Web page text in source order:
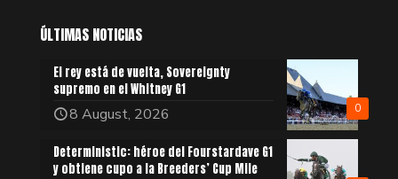
ÚLTIMAS NOTICIAS
0
El rey está de vuelta, Sovereignty
supremo en el Whitney G1
8 August, 2026
Deterministic: héroe del Fourstardave G1
y obtiene cupo a la Breeders’ Cup Mile